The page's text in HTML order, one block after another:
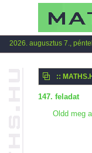
2026. augusztus 7.,
::
147. feladat
Oldd meg